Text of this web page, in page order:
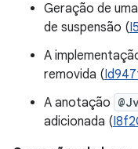
Geração de uma
de suspensão (
A
removida (
A anotação
adicionada (